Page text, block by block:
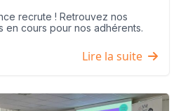
recrute ! Retrouvez nos
en cours pour nos adhérents.
Lire la suite